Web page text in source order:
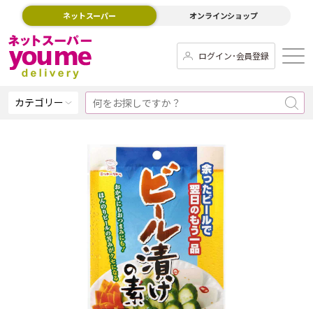
ネットスーパー オンラインショップ
ログイン･会員登録
カテゴリー